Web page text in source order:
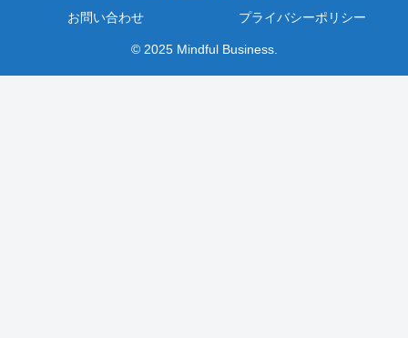
お問い合わせ プライバシーポリシー
© 2025 Mindful Business.